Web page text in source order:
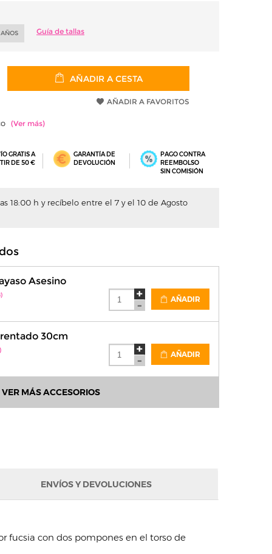
Guía de tallas
AÑADIR A CESTA
AÑADIR A FAVORITOS
GRATIS A
DE 50 €
GARANTÍA DE
DEVOLUCIÓN
PAGO CONTRA
REEMBOLSO
SIN COMISIÓN
18:00 h y recíbelo entre el 7 y el 10 de Agosto
Asesino
AÑADIR
30cm
AÑADIR
VER MÁS ACCESORIOS
ENVÍOS Y DEVOLUCIONES
fucsia con dos pompones en el torso de